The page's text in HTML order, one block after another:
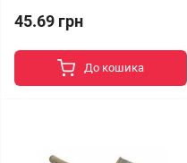
45.69 грн
До кошика